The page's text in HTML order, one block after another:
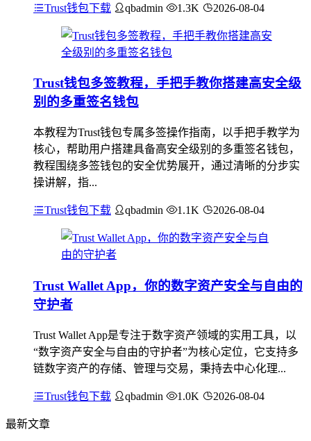
Trust钱包下载 qbadmin 1.3K 2026-08-04
Trust钱包多签教程，手把手教你搭建高安全级
别的多重签名钱包
本教程为Trust钱包专属多签操作指南，以手把手教学为
核心，帮助用户搭建具备高安全级别的多重签名钱包，
教程围绕多签钱包的安全优势展开，通过清晰的分步实
操讲解，指...
Trust钱包下载 qbadmin 1.1K 2026-08-04
Trust Wallet App，你的数字资产安全与自由的
守护者
Trust Wallet App是专注于数字资产领域的实用工具，以
“数字资产安全与自由的守护者”为核心定位，它支持多
链数字资产的存储、管理与交易，秉持去中心化理...
Trust钱包下载 qbadmin 1.0K 2026-08-04
最新文章